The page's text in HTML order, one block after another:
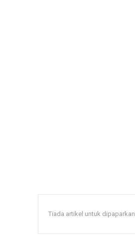
Tiada artikel untuk dipaparkan